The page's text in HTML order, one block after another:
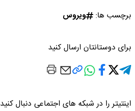
برچسب ها: ویروس
برای دوستانتان ارسال کنید
اینتیتر را در شبکه های اجتماعی دنبال کنید